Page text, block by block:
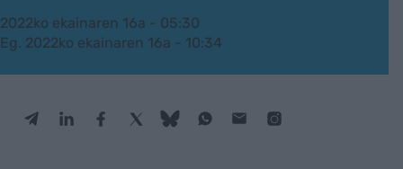
2022ko ekainaren 16a - 05:30
Eg. 2022ko ekainaren 16a - 10:34